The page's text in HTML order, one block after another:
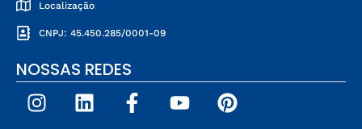
Localização
CNPJ: 45.450.285/0001-09
NOSSAS REDES